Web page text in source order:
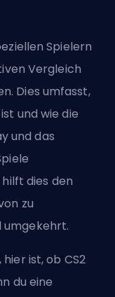
Spielern
Vergleich
Dies umfasst,
und wie die
und das
dies den
zu
umgekehrt.
ist, ob CS2
du eine